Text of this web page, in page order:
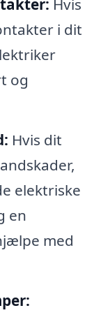
Hvis
i dit
og
Hvis dit
elektriske
en
med